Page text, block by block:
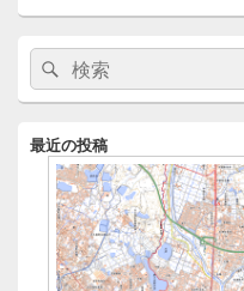
メ
ン
サ
ド
検
索:
検
索
最近の投稿